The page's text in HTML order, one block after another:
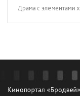
Драма с элементами
Кинопортал